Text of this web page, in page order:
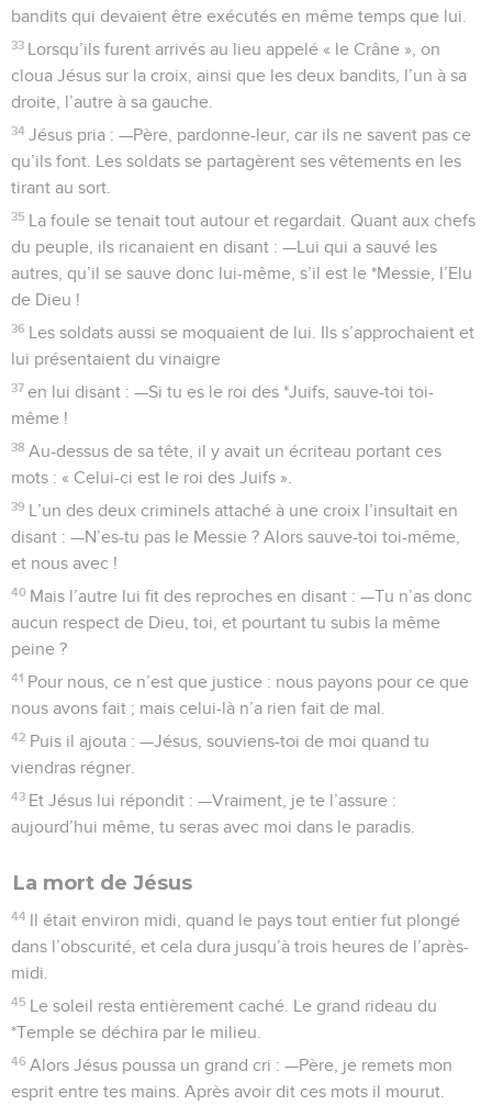
bandits qui devaient être exécutés en même temps que lui.
33 Lorsqu’ils furent arrivés au lieu appelé « le Crâne », on
cloua Jésus sur la croix, ainsi que les deux bandits, l’un à sa
droite, l’autre à sa gauche.
34 Jésus pria : —Père, pardonne-leur, car ils ne savent pas ce
qu’ils font. Les soldats se partagèrent ses vêtements en les
tirant au sort.
35 La foule se tenait tout autour et regardait. Quant aux chefs
du peuple, ils ricanaient en disant : —Lui qui a sauvé les
autres, qu’il se sauve donc lui-même, s’il est le *Messie, l’Elu
de Dieu !
36 Les soldats aussi se moquaient de lui. Ils s’approchaient et
lui présentaient du vinaigre
37 en lui disant : —Si tu es le roi des *Juifs, sauve-toi toi-
même !
38 Au-dessus de sa tête, il y avait un écriteau portant ces
mots : « Celui-ci est le roi des Juifs ».
39 L’un des deux criminels attaché à une croix l’insultait en
disant : —N’es-tu pas le Messie ? Alors sauve-toi toi-même,
et nous avec !
40 Mais l’autre lui fit des reproches en disant : —Tu n’as donc
aucun respect de Dieu, toi, et pourtant tu subis la même
peine ?
41 Pour nous, ce n’est que justice : nous payons pour ce que
nous avons fait ; mais celui-là n’a rien fait de mal.
42 Puis il ajouta : —Jésus, souviens-toi de moi quand tu
viendras régner.
43 Et Jésus lui répondit : —Vraiment, je te l’assure :
aujourd’hui même, tu seras avec moi dans le paradis.
La mort de Jésus
44 Il était environ midi, quand le pays tout entier fut plongé
dans l’obscurité, et cela dura jusqu’à trois heures de l’après-
midi.
45 Le soleil resta entièrement caché. Le grand rideau du
*Temple se déchira par le milieu.
46 Alors Jésus poussa un grand cri : —Père, je remets mon
esprit entre tes mains. Après avoir dit ces mots il mourut.